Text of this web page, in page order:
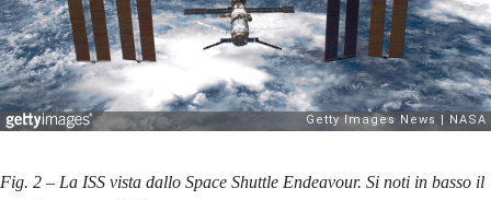
Fig. 2 – La ISS vista dallo Space Shuttle Endeavour. Si noti in basso il